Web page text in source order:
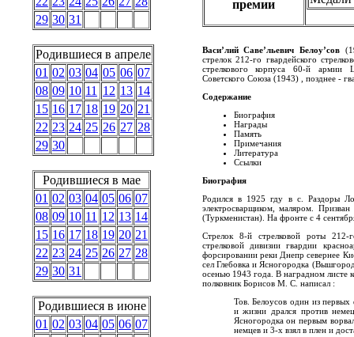
29 30 31
Родившиеся в апреле
01 02 03 04 05 06 07
08 09 10 11 12 13 14
15 16 17 18 19 20 21
22 23 24 25 26 27 28
29 30
Родившиеся в мае
01 02 03 04 05 06 07
08 09 10 11 12 13 14
15 16 17 18 19 20 21
22 23 24 25 26 27 28
29 30 31
Родившиеся в июне
01 02 03 04 05 06 07
премии
Васи’лий Саве’льевич Белоу’сов
стрелок 212-го гвардейского
стрелкового корпуса 60-й армии
Советского Союза (1943) , позднее -
Содержание
Биография
Награды
Память
Примечания
Литература
Ссылки
Биография
Родился в 1925 гду в с. Раздоры
электросварщиком, маляром.
(Туркменистан). На фронте с 4
Стрелок 8-й стрелковой роты 212-
стрелковой дивизии гвардии
форсировании реки Днепр севернее
сел Глебовка и Ясногородка
осенью 1943 года. В наградном листе
полковник Борисов М. С. написал :
Тов. Белоусов один из
и жизни дрался против
Ясногородка он первым
немцев и 3-х взял в плен и